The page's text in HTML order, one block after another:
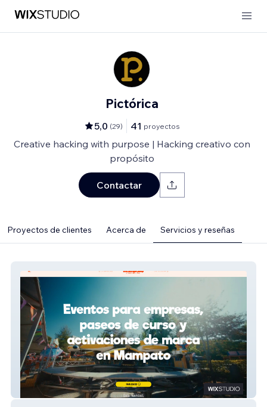
Pictórica
5,0 (29) 41 proyectos
Creative hacking with purpose | Hacking creativo con
propósito
Contactar
Proyectos de clientes Acerca de Servicios y reseñas
Mampato empresa